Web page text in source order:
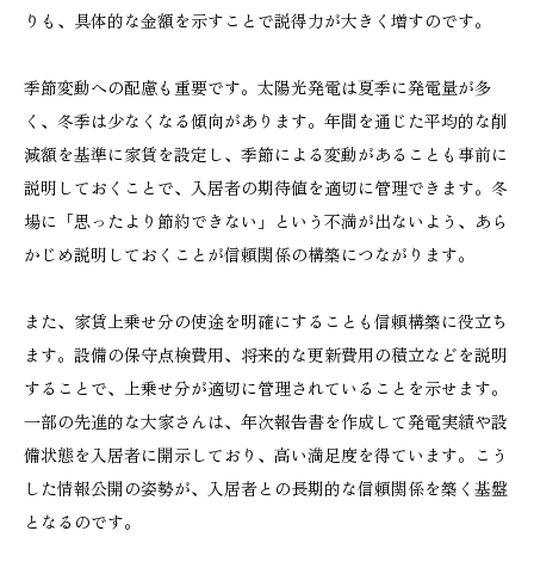
りも、具体的な金額を示すことで説得力が大きく増すのです。
季節変動への配慮も重要です。太陽光発電は夏季に発電量が多
く、冬季は少なくなる傾向があります。年間を通じた平均的な削
減額を基準に家賃を設定し、季節による変動があることも事前に
説明しておくことで、入居者の期待値を適切に管理できます。冬
場に「思ったより節約できない」という不満が出ないよう、あら
かじめ説明しておくことが信頼関係の構築につながります。
また、家賃上乗せ分の使途を明確にすることも信頼構築に役立ち
ます。設備の保守点検費用、将来的な更新費用の積立などを説明
することで、上乗せ分が適切に管理されていることを示せます。
一部の先進的な大家さんは、年次報告書を作成して発電実績や設
備状態を入居者に開示しており、高い満足度を得ています。こう
した情報公開の姿勢が、入居者との長期的な信頼関係を築く基盤
となるのです。